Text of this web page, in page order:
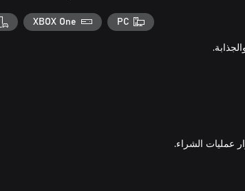
عمليات الشراء.
PC
XBOX One